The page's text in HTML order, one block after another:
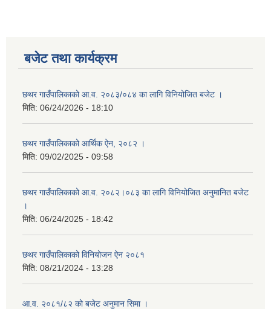
बजेट तथा कार्यक्रम
छथर गाउँपालिकाको आ.व. २०८३/०८४ का लागि विनियोजित बजेट ।
मिति: 06/24/2026 - 18:10
छथर गाउँपालिकाको आर्थिक ऐन, २०८२ ।
मिति: 09/02/2025 - 09:58
छथर गाउँपालिकाको आ.व. २०८२।०८३ का लागि विनियोजित अनुमानित बजेट
।
मिति: 06/24/2025 - 18:42
छथर गाउँपालिकाको विनियोजन ऐन २०८१
मिति: 08/21/2024 - 13:28
आ.व. २०८१/८२ को बजेट अनुमान सिमा ।